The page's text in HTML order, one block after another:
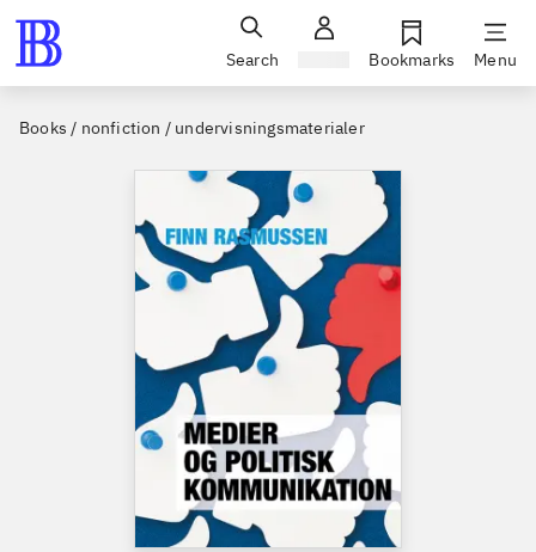
Search Bookmarks Menu
Books / nonfiction / undervisningsmaterialer